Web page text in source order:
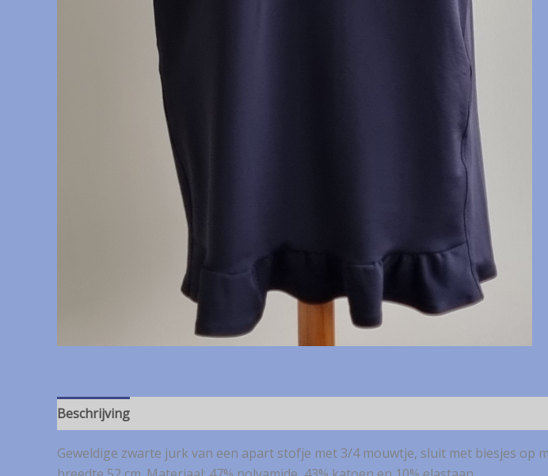
Beschrijving
Geweldige zwarte jurk van een apart stofje met 3/4 mouwtje, sluit met biesjes op